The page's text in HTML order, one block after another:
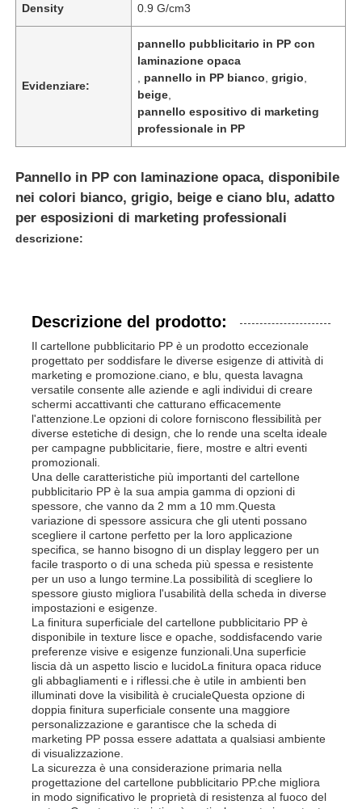
Density 0.9 G/cm3
Evidenziare:
pannello pubblicitario in PP con
laminazione opaca
pannello in PP bianco ,grigio
beige
pannello espositivo di marketing
professionale in PP
Pannello in PP con laminazione opaca, disponibile
nei colori bianco, grigio, beige e ciano blu, adatto
per esposizioni di marketing professionali
descrizione:
Descrizione del prodotto:
Il cartellone pubblicitario PP è un prodotto eccezionale
progettato per soddisfare le diverse esigenze di attività di
marketing e promozione.ciano, e blu, questa lavagna
versatile consente alle aziende e agli individui di creare
schermi accattivanti che catturano efficacemente
l'attenzione.Le opzioni di colore forniscono flessibilità per
diverse estetiche di design, che lo rende una scelta ideale
per campagne pubblicitarie, fiere, mostre e altri eventi
promozionali.
Una delle caratteristiche più importanti del cartellone
pubblicitario PP è la sua ampia gamma di opzioni di
spessore, che vanno da 2 mm a 10 mm.Questa
variazione di spessore assicura che gli utenti possano
scegliere il cartone perfetto per la loro applicazione
specifica, se hanno bisogno di un display leggero per un
facile trasporto o di una scheda più spessa e resistente
per un uso a lungo termine.La possibilità di scegliere lo
spessore giusto migliora l'usabilità della scheda in diverse
impostazioni e esigenze.
La finitura superficiale del cartellone pubblicitario PP è
disponibile in texture lisce e opache, soddisfacendo varie
preferenze visive e esigenze funzionali.Una superficie
liscia dà un aspetto liscio e lucidoLa finitura opaca riduce
gli abbagliamenti e i riflessi.che è utile in ambienti ben
illuminati dove la visibilità è crucialeQuesta opzione di
doppia finitura superficiale consente una maggiore
personalizzazione e garantisce che la scheda di
marketing PP possa essere adattata a qualsiasi ambiente
di visualizzazione.
La sicurezza è una considerazione primaria nella
progettazione del cartellone pubblicitario PP.che migliora
in modo significativo le proprietà di resistenza al fuoco del